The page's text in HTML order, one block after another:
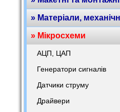
» Матеріали,
» Мікросхеми
АЦП, ЦАП
Генератори сигналів
Датчики струму
Драйвери